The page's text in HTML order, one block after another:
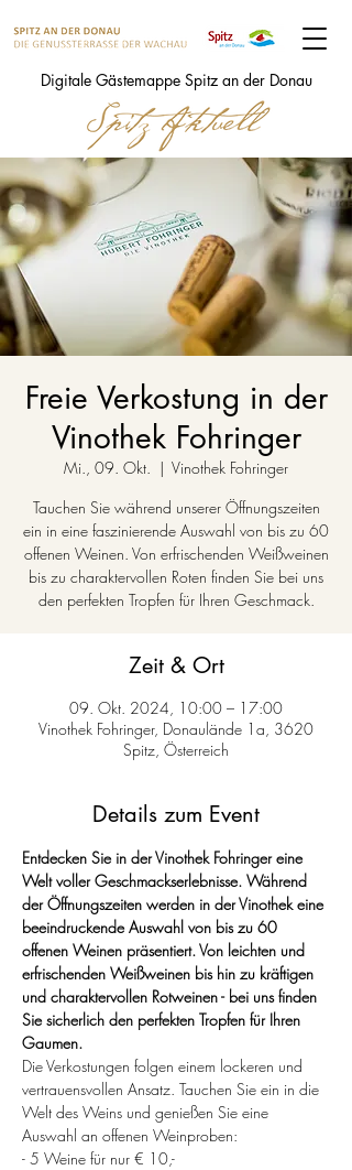
Digitale Gästemappe Spitz an der Donau
Freie Verkostung in der
Vinothek Fohringer
Mi., 09. Okt.
  |
Vinothek Fohringer
Tauchen Sie während unserer Öffnungszeiten
ein in eine faszinierende Auswahl von bis zu 60
offenen Weinen. Von erfrischenden Weißweinen
bis zu charaktervollen Roten finden Sie bei uns
den perfekten Tropfen für Ihren Geschmack.
Zeit & Ort
09. Okt. 2024, 10:00 – 17:00
Vinothek Fohringer, Donaulände 1a, 3620
Spitz, Österreich
Details zum Event
Entdecken Sie in der Vinothek Fohringer eine
Welt voller Geschmackserlebnisse. Während
der Öffnungszeiten werden in der Vinothek eine
beeindruckende Auswahl von bis zu 60
offenen Weinen präsentiert. Von leichten und
erfrischenden Weißweinen bis hin zu kräftigen
und charaktervollen Rotweinen - bei uns finden
Sie sicherlich den perfekten Tropfen für Ihren
Gaumen.
Die Verkostungen folgen einem lockeren und
vertrauensvollen Ansatz. Tauchen Sie ein in die
Welt des Weins und genießen Sie eine
Auswahl an offenen Weinproben:
- 5 Weine für nur € 10,-